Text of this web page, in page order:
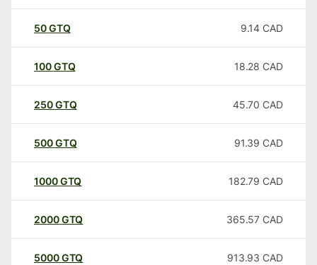
50GTQ 9.14 CAD
100GTQ 18.28 CAD
250GTQ 45.70 CAD
500GTQ 91.39 CAD
1000GTQ 182.79 CAD
2000GTQ 365.57 CAD
5000GTQ 913.93 CAD